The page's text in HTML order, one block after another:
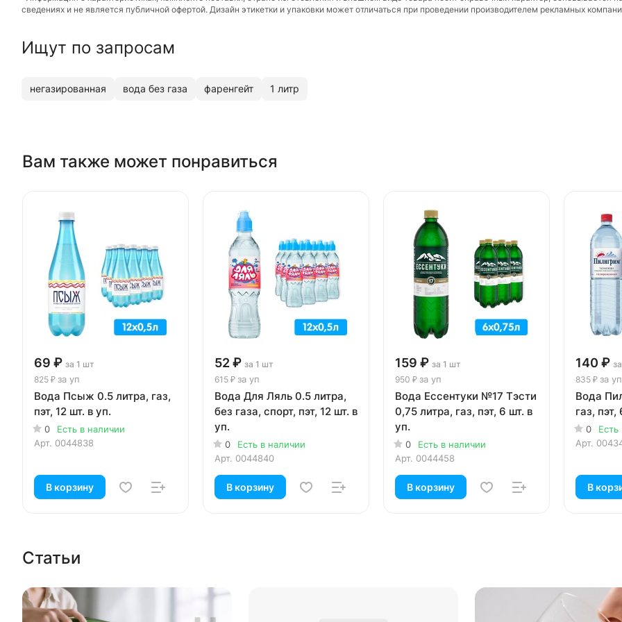
сведениях и не является публичной офертой. Дизайн этикетки и упаковки может отличаться при проведении производителем рекламных
Ищут по запросам
негазированная вода без газа фаренгейт 1 литр
Вам также может понравиться
69 ₽ за 1 шт
825 ₽ за уп
Вода Псыж 0.5 литра, газ,
пэт, 12 шт. в уп.
0
Есть в наличии
Арт. 0044838
В корзину
52 ₽ за 1 шт
615 ₽ за уп
Вода Для Ляль 0.5 литра,
без газа, спорт, пэт, 12 шт. в
уп.
0
Есть в наличии
Арт. 0044840
В корзину
159 ₽ за 1 шт
950 ₽ за уп
Вода Ессентуки №17 Тэсти
0,75 литра, газ, пэт, 6 шт. в
уп.
0
Есть в наличии
Арт. 0044458
В корзину
140 ₽
835 ₽ за уп
Вода
газ,
0
Есть
Арт.
В
Статьи